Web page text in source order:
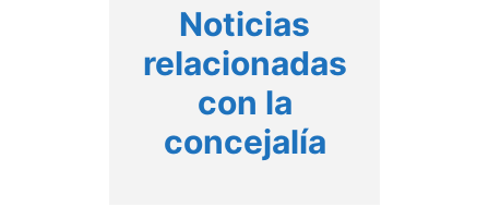
Noticias
relacionadas
con la
concejalía